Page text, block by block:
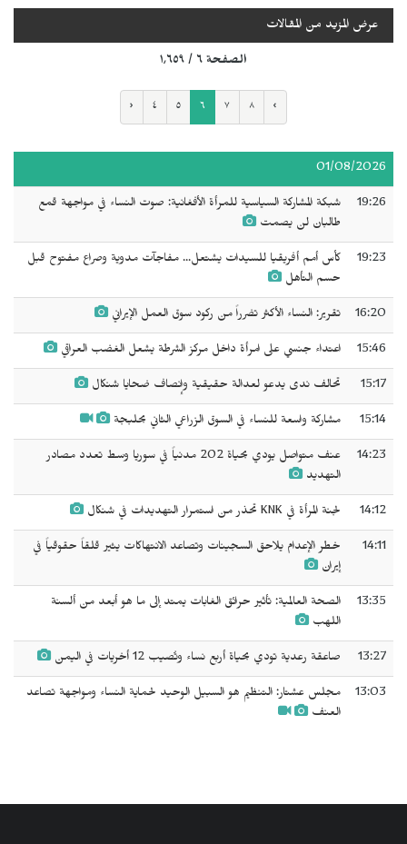
عرض المزيد من المقالات
الصفحة ٦ / ١٬٦٥٩
‹ ٤ ٥ ٦ ٧ ٨ ›
01/08/2026
19:26
شبكة المشاركة السياسية للمرأة الأفغانية: صوت النساء في مواجهة قمع
طالبان لن يصمت
19:23
كأس أمم أفريقيا للسيدات يشتعل... مفاجآت مدوية وصراع مفتوح قبل
حسم التأهل
16:20 تقرير: النساء الأكثر تضرراً من ركود سوق العمل الإيراني
15:46 اعتداء جنسي على امرأة داخل مركز الشرطة يشعل الغضب العراقي
15:17 تحالف ندى يدعو لعدالة حقيقية وإنصاف ضحايا شنكال
15:14 مشاركة واسعة للنساء في السوق الزراعي الثاني بحلبجة
14:23
عنف متواصل يودي بحياة 202 مدنياً في سوريا وسط تعدد مصادر
التهديد
14:12 لجنة المرأة في KNK تحذر من استمرار التهديدات في شنكال
14:11
خطر الإعدام يلاحق السجينات وتصاعد الانتهاكات يثير قلقاً حقوقياً في
إيران
13:35
الصحة العالمية: تأثير حرائق الغابات يمتد إلى ما هو أبعد من ألسنة
اللهب
13:27 صاعقة رعدية تودي بحياة أربع نساء وتُصيب 12 أخريات في اليمن
13:03
مجلس عشتار: التنظيم هو السبيل الوحيد لحماية النساء ومواجهة تصاعد
العنف